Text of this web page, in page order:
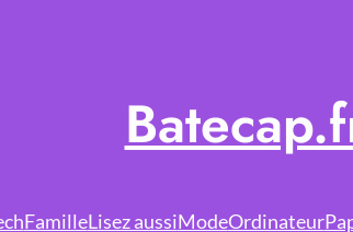
FamilleLisez aussiModeOrdinateur